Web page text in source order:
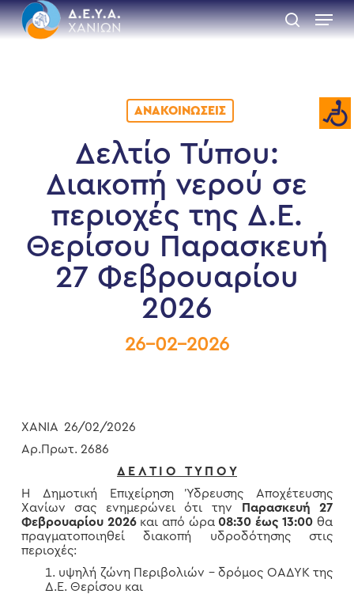
Skip
to
main
search
Menu
ΑΝΑΚΟΙΝΏΣΕΙΣ
Δελτίο Τύπου:
Διακοπή νερού σε
περιοχές της Δ.Ε.
Θερίσου Παρασκευή
27 Φεβρουαρίου
2026
26-02-2026
ΧΑΝΙΑ 26/02/2026
Αρ.Πρωτ. 2686
Δ Ε Λ Τ Ι Ο Τ Υ Π Ο Υ
Η Δημοτική Επιχείρηση Ύδρευσης Αποχέτευσης
Χανίων σας ενημερώνει ότι την
Παρασκευή 27
Φεβρουαρίου 2026 και από ώρα 08:30 έως 13:00 θα
πραγματοποιηθεί διακοπή υδροδότησης στις
περιοχές:
υψηλή ζώνη Περιβολιών – δρόμος ΟΑΔΥΚ της
Δ.Ε. Θερίσου και